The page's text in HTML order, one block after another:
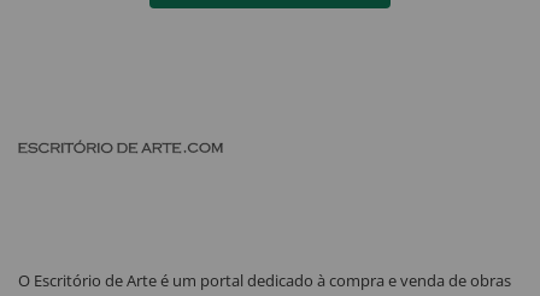
O Escritório de Arte é um portal dedicado à compra e venda de obras